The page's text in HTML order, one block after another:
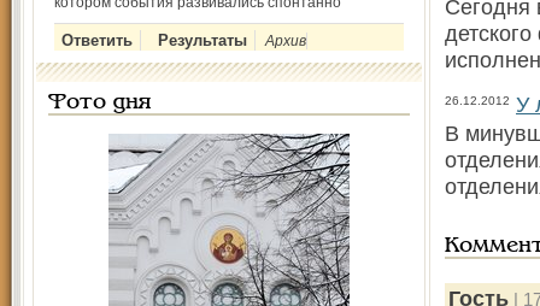
Архив
Фото дня
Сегодня
26.12.2012 У
В
Гость |